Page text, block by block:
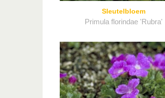
Sleutelbloem
Primula florindae 'Rubra'